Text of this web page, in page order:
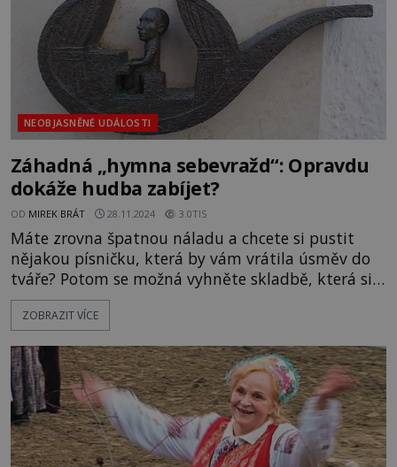
NEOBJASNĚNÉ UDÁLOSTI
Záhadná „hymna sebevražd“: Opravdu
dokáže hudba zabíjet?
OD MIREK BRÁT 28.11.2024 3.0TIS
Máte zrovna špatnou náladu a chcete si pustit
nějakou písničku, která by vám vrátila úsměv do
tváře? Potom se možná vyhněte skladbě, která si
vysloužila označení „hymna sebevražd". V
kalendáři je rok 1933 a v Maďarsku složil skladatel
Zda se však, že do hudby i textu písně pronikl
démon zla! Píseň Po
ZOBRAZIT VÍCE